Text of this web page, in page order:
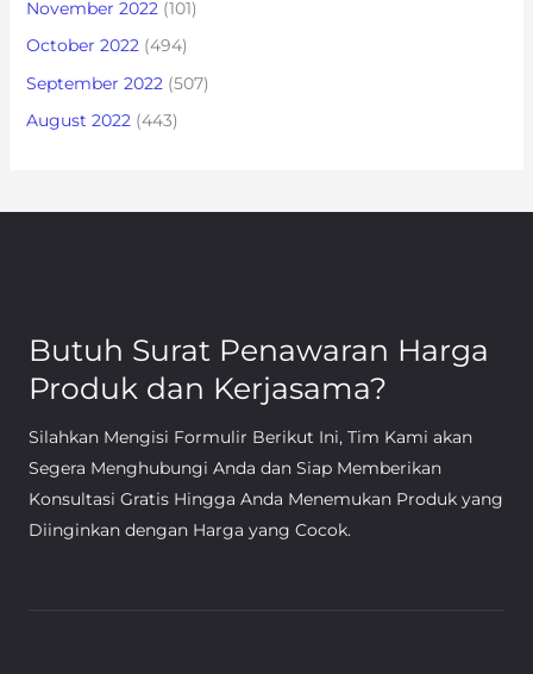
November 2022(101)
October 2022(494)
September 2022(507)
August 2022(443)
Butuh Surat Penawaran Harga
Produk dan Kerjasama?
Silahkan Mengisi Formulir Berikut Ini, Tim Kami akan
Segera Menghubungi Anda dan Siap Memberikan
Konsultasi Gratis Hingga Anda Menemukan Produk yang
Diinginkan dengan Harga yang Cocok.